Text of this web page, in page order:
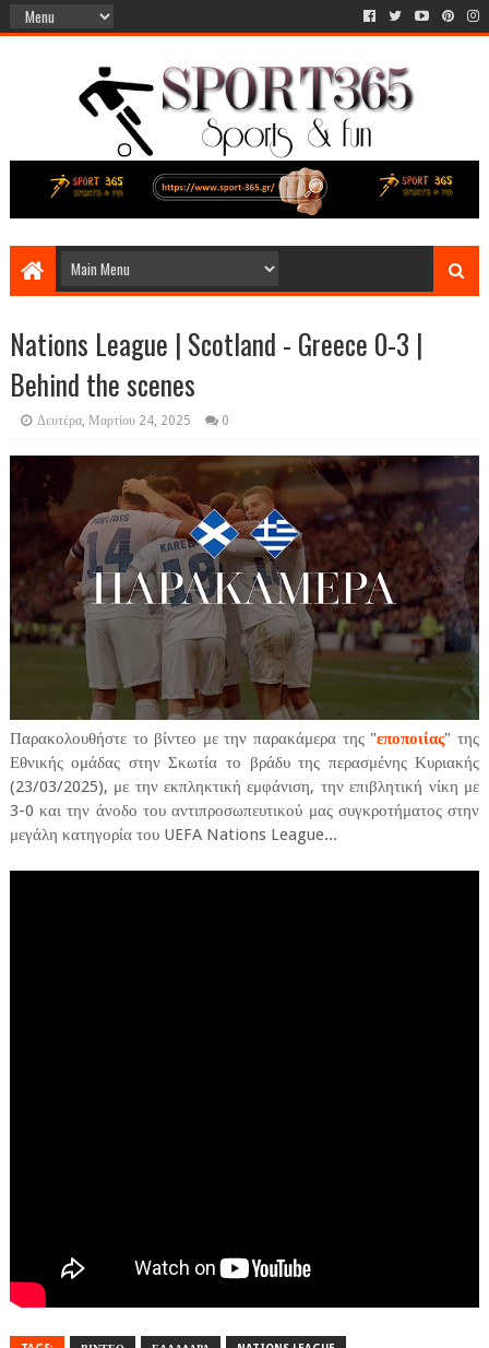
Nations League | Scotland‎‎ - Greece 0-3 |
Behind the scenes
Δευτέρα, Μαρτίου 24, 2025 0
Παρακολουθήστε το βίντεο με την παρακάμερα της "εποποιίας" της
Εθνικής ομάδας στην Σκωτία το βράδυ της περασμένης Κυριακής
(23/03/2025), με την εκπληκτική εμφάνιση, την επιβλητική νίκη με
3-0 και την άνοδο του αντιπροσωπευτικού μας συγκροτήματος στην
μεγάλη κατηγορία του UEFA Nations League...